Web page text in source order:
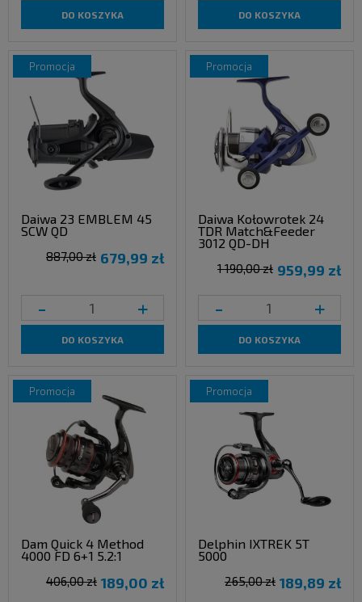
DO KOSZYKA DO KOSZYKA
Daiwa 23 EMBLEM 45
SCW QD
679,99 zł
887,00 zł
- +
DO KOSZYKA
promocja
Daiwa Kołowrotek 24
TDR Match&Feeder
3012 QD-DH
959,99 zł
1 190,00 zł
- +
DO KOSZYKA
promocja
Dam Quick 4 Method
4000 FD 6+1 5.2:1
189,00 zł
406,00 zł
promocja
Delphin IXTREK 5T
5000
189,89 zł
265,00 zł
promocja